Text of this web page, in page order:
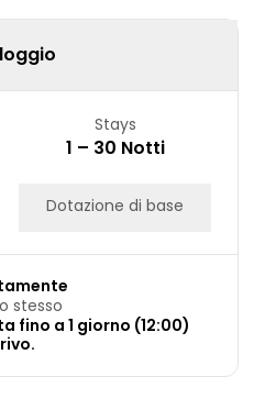
Stays
1 – 30 Notti
Dotazione di base
stesso
fino a 1 giorno (12:00)